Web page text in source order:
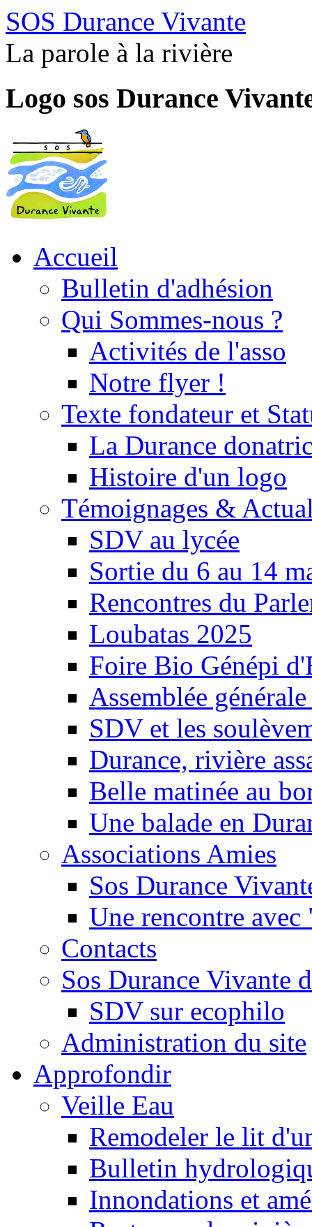
SOS Durance Vivante
La parole à la rivière
Logo sos Durance
Accueil
Bulletin d'adhésion
Qui Sommes-nous ?
Activités de l'asso
Notre flyer !
Texte fondateur et
La Durance
Histoire d'un logo
Témoignages &
SDV au lycée
Sortie du 6 au 14
Rencontres du
Loubatas 2025
Foire Bio Génépi
Assemblée
SDV et les
Durance, rivière
Belle matinée au
Une balade en
Associations Amies
Sos Durance
Une rencontre
Contacts
Sos Durance Vivante
SDV sur ecophilo
Administration du site
Approfondir
Veille Eau
Remodeler le lit
Bulletin
Innondations et